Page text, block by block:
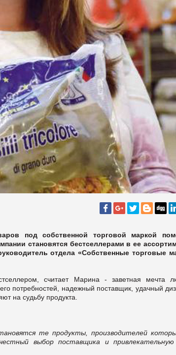
под собственной торговой маркой
становятся бестселлерами в ее
отдела «Собственные торговые
считает Марина - заветная мечта
потребно­стей, надежный поставщик, удачный
на судьбу продукта.
те про­дукты, производителей
выбор поставщика и